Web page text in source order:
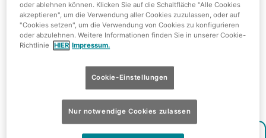
10 11 12 13 14 15 16
17 18 19 20 21 22 23
25 26 27 28
Bedingungen Cookies
Datenschutzrichtlinie
oder ablehnen können. Klicken Sie auf die Schaltfläche "Alle Cookies
akzeptieren", um die Verwendung aller Cookies zuzulassen, oder auf
"Cookies setzen", um die Verwendung von Cookies zu konfigurieren
oder abzulehnen. Weitere Informationen finden Sie in unserer Cookie-
Richtlinie
HIER Impressum.
Cookie-Einstellungen
Nur notwendige Cookies zulassen